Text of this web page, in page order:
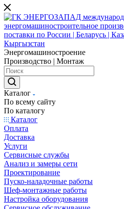
Энергомашиностроение
Производство | Монтаж
Каталог
По всему сайту
По каталогу
Каталог
Оплата
Доставка
Услуги
Сервисные службы
Анализ и замеры сети
Проектирование
Пуско-наладочные работы
Шеф-монтажные работы
Настройка оборудования